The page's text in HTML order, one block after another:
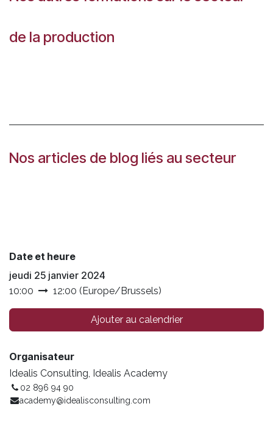
de la production
Nos articles de blog liés au secteur
Date et heure
jeudi 25 janvier 2024
10:00 12:00 (Europe/Brussels)
Ajouter au calendrier
Organisateur
Idealis Consulting, Idealis Academy
02 896 94 90
academy@idealisconsulting.com